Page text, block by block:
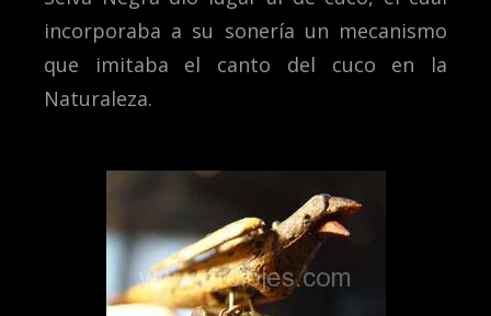
incorporaba a su sonería un mecanismo
que imitaba el canto del cuco en la
Naturaleza.